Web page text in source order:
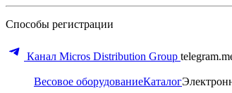
Способы регистрации
Канал Micros Distribution Group
Весовое оборудованиеКаталог